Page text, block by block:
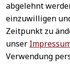
abgelehnt
einzuwilligen
Zeitpunkt zu
unser
Verwendung
Impressum
Datenschutz
Widerrufsrecht
Widerrufsform